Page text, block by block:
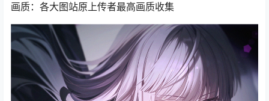
画质：各大图站原上传者最高画质收集